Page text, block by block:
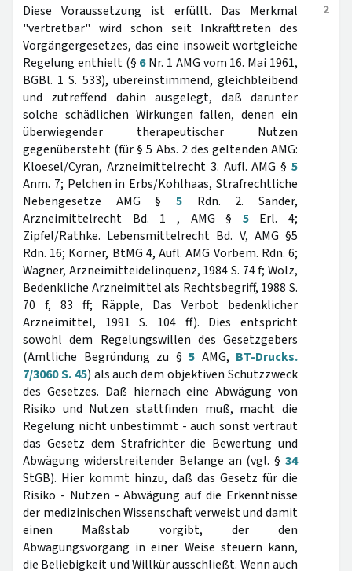
2
Diese Voraussetzung ist erfüllt. Das Merkmal
"vertretbar" wird schon seit Inkrafttreten des
Vorgängergesetzes, das eine insoweit wortgleiche
Regelung enthielt (§ 6Nr. 1 AMG vom 16. Mai 1961,
BGBl. 1 S. 533), übereinstimmend, gleichbleibend
und zutreffend dahin ausgelegt, daß darunter
solche schädlichen Wirkungen fallen, denen ein
überwiegender therapeutischer Nutzen
gegenübersteht (für § 5 Abs. 2 des geltenden AMG:
Kloesel/Cyran, Arzneimittelrecht 3. Aufl. AMG § 5
Anm. 7; Pelchen in Erbs/Kohlhaas, Strafrechtliche
Nebengesetze AMG § 5 Rdn. 2. Sander,
Arzneimittelrecht Bd. 1 , AMG § 5Erl. 4;
Zipfel/Rathke. Lebensmittelrecht Bd. V, AMG §5
Rdn. 16; Körner, BtMG 4, Aufl. AMG Vorbem. Rdn. 6;
Wagner, Arzneimitteidelinquenz, 1984 S. 74 f; Wolz,
Bedenkliche Arzneimittel als Rechtsbegriff, 1988 S.
70 f, 83 ff; Räpple, Das Verbot bedenklicher
Arzneimittel, 1991 S. 104 ff). Dies entspricht
sowohl dem Regelungswillen des Gesetzgebers
(Amtliche Begründung zu § 5 AMG, BT-Drucks.
7/3060 S. 45) als auch dem objektiven Schutzzweck
des Gesetzes. Daß hiernach eine Abwägung von
Risiko und Nutzen stattfinden muß, macht die
Regelung nicht unbestimmt - auch sonst vertraut
das Gesetz dem Strafrichter die Bewertung und
Abwägung widerstreitender Belange an (vgl. § 34
StGB). Hier kommt hinzu, daß das Gesetz für die
Risiko - Nutzen - Abwägung auf die Erkenntnisse
der medizinischen Wissenschaft verweist und damit
einen Maßstab vorgibt, der den
Abwägungsvorgang in einer Weise steuern kann,
die Beliebigkeit und Willkür ausschließt. Wenn auch